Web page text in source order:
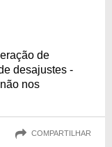
de
desajustes -
nos
COMPARTILHAR